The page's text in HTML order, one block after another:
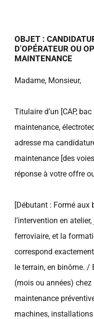
OBJET :
D’OPÉRATEUR OU
MAINTENANCE
Madame, Monsieur,
Titulaire d’un [CAP,
maintenance,
adresse ma
maintenance [des
réponse à votre offre
[Débutant : Formé aux
l’intervention en
ferroviaire, et la
correspond
le terrain, en binôme. /
(mois ou années) chez
maintenance
machines,